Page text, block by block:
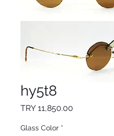
hy5t8
TRY 11,850.00
Glass Color *